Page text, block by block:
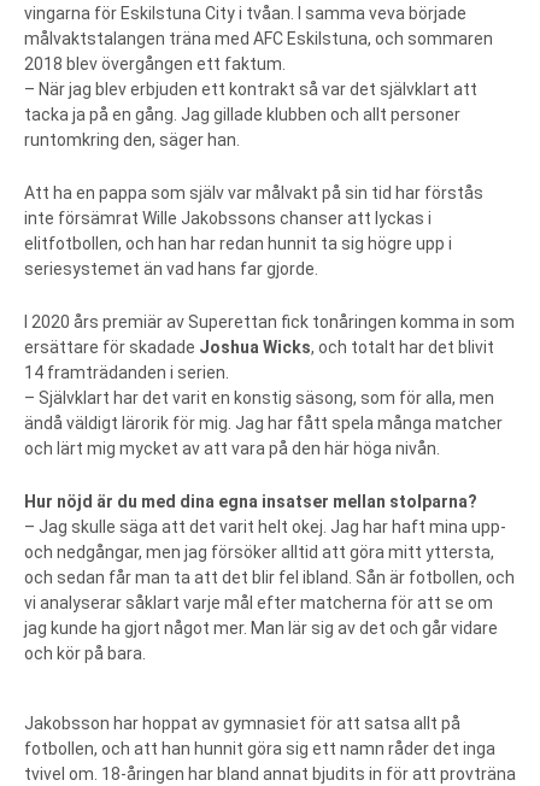
vingarna för Eskilstuna City i tvåan. I samma veva började
målvaktstalangen träna med AFC Eskilstuna, och sommaren
2018 blev övergången ett faktum.
– När jag blev erbjuden ett kontrakt så var det självklart att
tacka ja på en gång. Jag gillade klubben och allt personer
runtomkring den, säger han.
Att ha en pappa som själv var målvakt på sin tid har förstås
inte försämrat Wille Jakobssons chanser att lyckas i
elitfotbollen, och han har redan hunnit ta sig högre upp i
seriesystemet än vad hans far gjorde.
I 2020 års premiär av Superettan fick tonåringen komma in som
ersättare för skadade Joshua Wicks, och totalt har det blivit
14 framträdanden i serien.
– Självklart har det varit en konstig säsong, som för alla, men
ändå väldigt lärorik för mig. Jag har fått spela många matcher
och lärt mig mycket av att vara på den här höga nivån.
Hur nöjd är du med dina egna insatser mellan stolparna?
– Jag skulle säga att det varit helt okej. Jag har haft mina upp-
och nedgångar, men jag försöker alltid att göra mitt yttersta,
och sedan får man ta att det blir fel ibland. Sån är fotbollen, och
vi analyserar såklart varje mål efter matcherna för att se om
jag kunde ha gjort något mer. Man lär sig av det och går vidare
och kör på bara.
Jakobsson har hoppat av gymnasiet för att satsa allt på
fotbollen, och att han hunnit göra sig ett namn råder det inga
tvivel om. 18-åringen har bland annat bjudits in för att provträna